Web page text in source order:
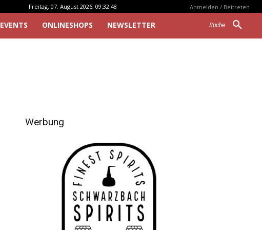
Freitag, 07. August 2026, 09:32:48 Anmelden / Beitreten
Suche
EVENTS ONLINESHOPS NEWSLETTER
Werbung